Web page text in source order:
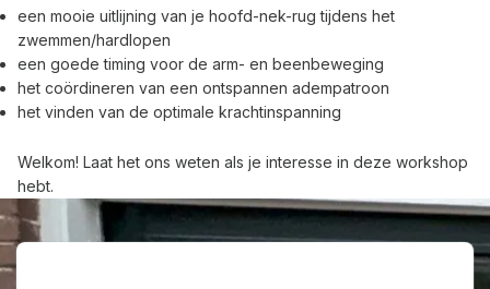
een mooie uitlijning van je hoofd-nek-rug tijdens het
zwemmen/hardlopen
een goede timing voor de arm- en beenbeweging
het coördineren van een ontspannen adempatroon
het vinden van de optimale krachtinspanning
Welkom! Laat het ons weten als je interesse in deze workshop
hebt.